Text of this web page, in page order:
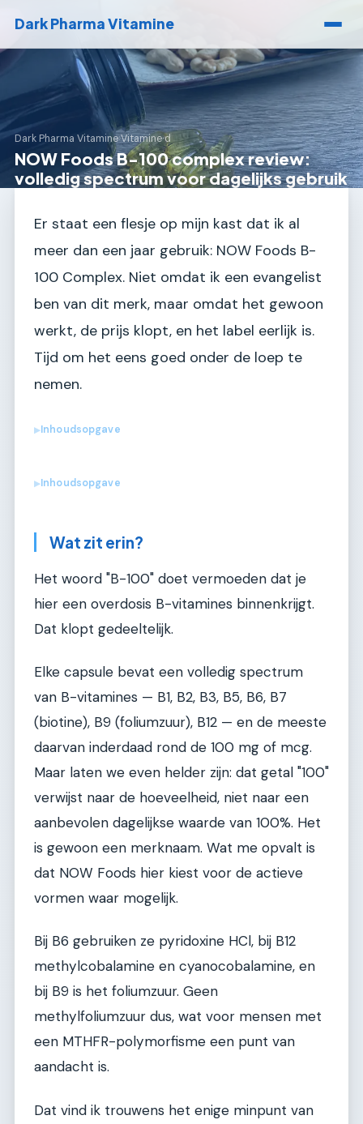
Dark Pharma Vitamine
Dark Pharma Vitamine›Vitamine d
NOW Foods B-100 complex review:
volledig spectrum voor dagelijks gebruik
Er staat een flesje op mijn kast dat ik al
meer dan een jaar gebruik: NOW Foods B-
100 Complex. Niet omdat ik een evangelist
ben van dit merk, maar omdat het gewoon
werkt, de prijs klopt, en het label eerlijk is.
Tijd om het eens goed onder de loep te
nemen.
▶Inhoudsopgave
▶Inhoudsopgave
Wat zit erin?
Het woord "B-100" doet vermoeden dat je
hier een overdosis B-vitamines binnenkrijgt.
Dat klopt gedeeltelijk.
Elke capsule bevat een volledig spectrum
van B-vitamines — B1, B2, B3, B5, B6, B7
(biotine), B9 (foliumzuur), B12 — en de meeste
daarvan inderdaad rond de 100 mg of mcg.
Maar laten we even helder zijn: dat getal "100"
verwijst naar de hoeveelheid, niet naar een
aanbevolen dagelijkse waarde van 100%. Het
is gewoon een merknaam. Wat me opvalt is
dat NOW Foods hier kiest voor de actieve
vormen waar mogelijk.
Bij B6 gebruiken ze pyridoxine HCl, bij B12
methylcobalamine en cyanocobalamine, en
bij B9 is het foliumzuur. Geen
methylfoliumzuur dus, wat voor mensen met
een MTHFR-polymorfisme een punt van
aandacht is.
Dat vind ik trouwens het enige minpunt van